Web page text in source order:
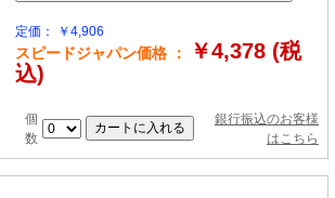
定価： ￥4,906
スピードジャパン価格 ：
￥4,378 (税
込)
個
数
銀行振込のお客様
はこちら